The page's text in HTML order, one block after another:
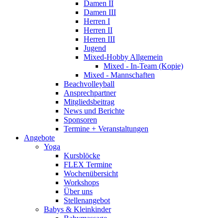
Damen II
Damen III
Herren I
Herren II
Herren III
Jugend
Mixed-Hobby Allgemein
Mixed - In-Team (Kopie)
Mixed - Mannschaften
Beachvolleyball
Ansprechpartner
Mitgliedsbeitrag
News und Berichte
Sponsoren
Termine + Veranstaltungen
Angebote
Yoga
Kursblöcke
FLEX Termine
Wochenübersicht
Workshops
Über uns
Stellenangebot
Babys & Kleinkinder